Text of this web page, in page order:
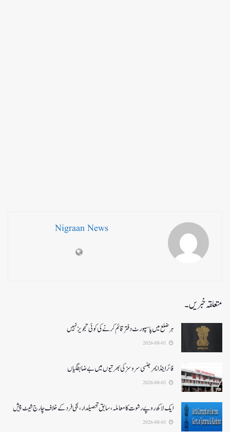
Nigraan News
متعلقہ خبریں۔
ہر ضلع میں پاسپورٹ دفتر قائم کرنے کی کوئی تجویز نہیں
فائر اینڈ ایمرجنسی سروسزکی بھرتیوں میں بے ضابطگیاں
ایک لاکھ روپے رشوت کا معاملہ،سابق تحصیلدار، نجی فرد کے خلاف چارج شیٹ پیش